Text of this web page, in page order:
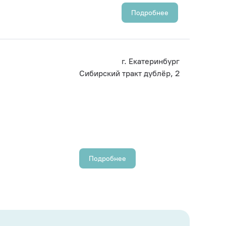
Подробнее
г. Екатеринбург
Сибирский тракт дублёр, 2
Подробнее